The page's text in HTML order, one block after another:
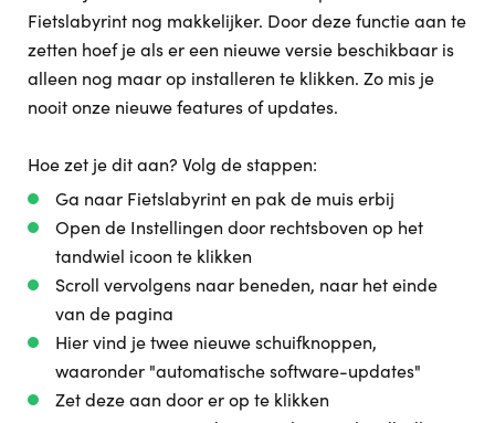
Fietslabyrint nog makkelijker. Door deze functie aan te
zetten hoef je als er een nieuwe versie beschikbaar is
alleen nog maar op installeren te klikken. Zo mis je
nooit onze nieuwe features of updates.
Hoe zet je dit aan? Volg de stappen:
Ga naar Fietslabyrint en pak de muis erbij
Open de Instellingen door rechtsboven op het
tandwiel icoon te klikken
Scroll vervolgens naar beneden, naar het einde
van de pagina
Hier vind je twee nieuwe schuifknoppen,
waaronder "automatische software-updates"
Zet deze aan door er op te klikken